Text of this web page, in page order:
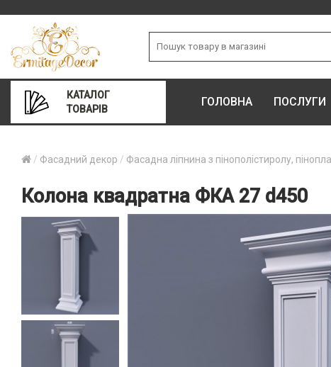
КАТАЛОГ
ТОВАРІВ
ГОЛОВНА ПОСЛУГИ
Фасадний декор Фасадна ліпнина з пінополістиролу,
Колона квадратна ФКА 27 d450